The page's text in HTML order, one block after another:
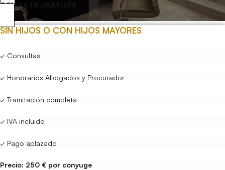
CONSULTA GRATUITA
SIN HIJOS O CON HIJOS MAYORES
✓ Consultas
✓ Honorarios Abogados y Procurador
✓ Tramitación completa
✓ IVA incluido
✓ Pago aplazado
Precio: 250 € por cónyuge